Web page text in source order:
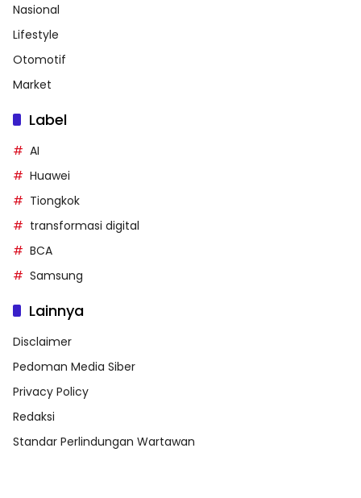
Nasional
Lifestyle
Otomotif
Market
Label
AI
Huawei
Tiongkok
transformasi digital
BCA
Samsung
Lainnya
Disclaimer
Pedoman Media Siber
Privacy Policy
Redaksi
Standar Perlindungan Wartawan